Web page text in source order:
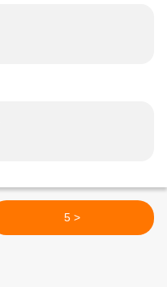
5 >